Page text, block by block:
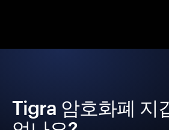
Tigra 암호화폐 지